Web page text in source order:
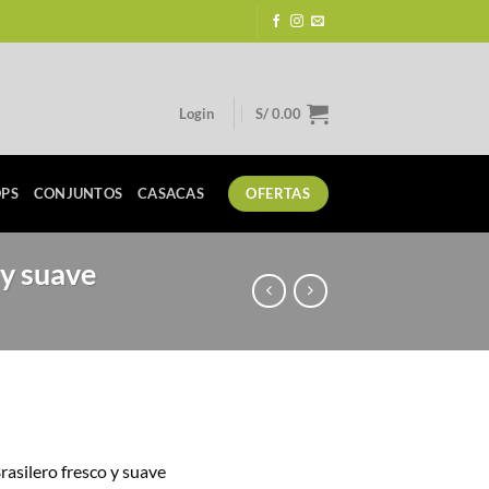
Login S/0.00
CONJUNTOS CASACAS OFERTAS
suave
fresco y suave